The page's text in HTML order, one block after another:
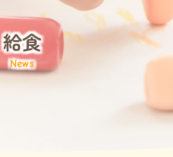
給食
News